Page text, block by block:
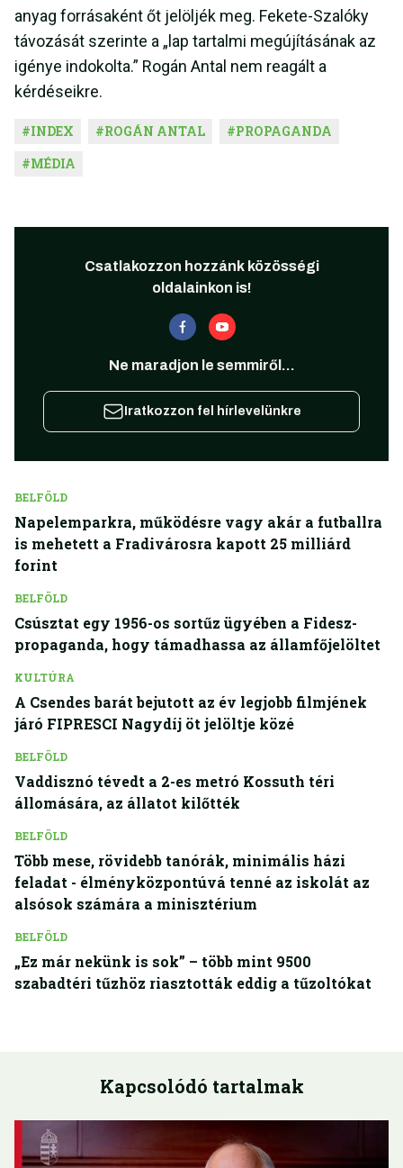
anyag forrásaként őt jelöljék meg. Fekete-Szalóky
távozását szerinte a „lap tartalmi megújításának az
igénye indokolta.” Rogán Antal nem reagált a
kérdéseikre.
#INDEX #ROGÁN ANTAL #PROPAGANDA
#MÉDIA
Csatlakozzon hozzánk közösségi
oldalainkon is!
Ne maradjon le semmiről...
Iratkozzon fel hírlevelünkre
BELFÖLD
Napelemparkra, működésre vagy akár a futballra
is mehetett a Fradivárosra kapott 25 milliárd
forint
BELFÖLD
Csúsztat egy 1956-os sortűz ügyében a Fidesz-
propaganda, hogy támadhassa az államfőjelöltet
KULTÚRA
A Csendes barát bejutott az év legjobb filmjének
járó FIPRESCI Nagydíj öt jelöltje közé
BELFÖLD
Vaddisznó tévedt a 2-es metró Kossuth téri
állomására, az állatot kilőtték
BELFÖLD
Több mese, rövidebb tanórák, minimális házi
feladat - élményközpontúvá tenné az iskolát az
alsósok számára a minisztérium
BELFÖLD
„Ez már nekünk is sok” – több mint 9500
szabadtéri tűzhöz riasztották eddig a tűzoltókat
Kapcsolódó tartalmak